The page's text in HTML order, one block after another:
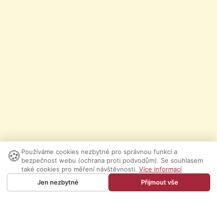
🍪 Používáme cookies nezbytné pro správnou funkci a
bezpečnost webu (ochrana proti podvodům). Se souhlasem
také cookies pro měření návštěvnosti. Více informací
Jen nezbytné
Přijmout vše